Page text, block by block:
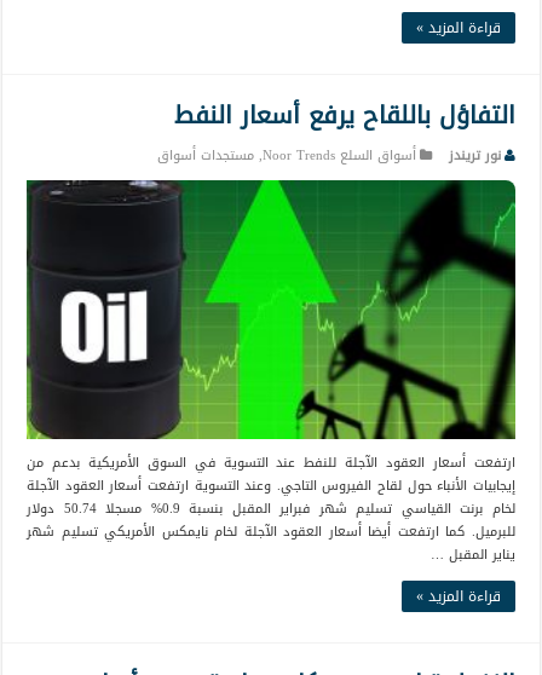
قراءة المزيد »
التفاؤل باللقاح يرفع أسعار النفط
نور تريندز أسواق السلع Noor Trends ,مستجدات أسواق
ارتفعت أسعار العقود الآجلة للنفط عند التسوية في السوق الأمريكية بدعم من
إيجابيات الأنباء حول لقاح الفيروس التاجي. وعند التسوية ارتفعت أسعار العقود الآجلة
لخام برنت القياسي تسليم شهر فبراير المقبل بنسبة 0.9% مسجلا 50.74 دولار
للبرميل. كما ارتفعت أيضا أسعار العقود الآجلة لخام نايمكس الأمريكي تسليم شهر
يناير المقبل …
قراءة المزيد »